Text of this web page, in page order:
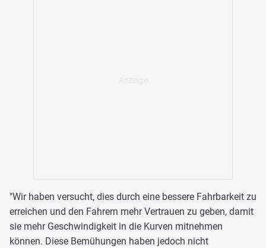
"Wir haben versucht, dies durch eine bessere Fahrbarkeit zu
erreichen und den Fahrern mehr Vertrauen zu geben, damit
sie mehr Geschwindigkeit in die Kurven mitnehmen
können. Diese Bemühungen haben jedoch nicht